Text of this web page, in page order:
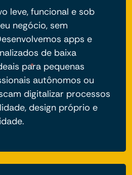
leve, funcional e sob
negócio, sem
apps e
de baixa
para pequenas
autônomos ou
digitalizar processos
design próprio e